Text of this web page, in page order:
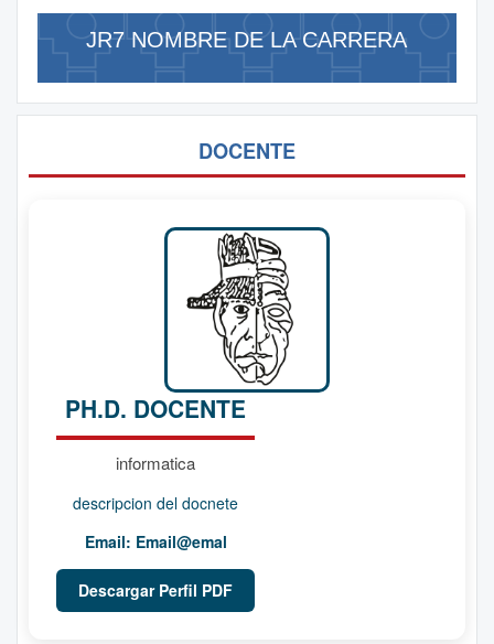
JR7 NOMBRE DE LA CARRERA
DOCENTE
PH.D. DOCENTE
informatica
descripcion del docnete
Email: Email@emal
Descargar Perfil PDF